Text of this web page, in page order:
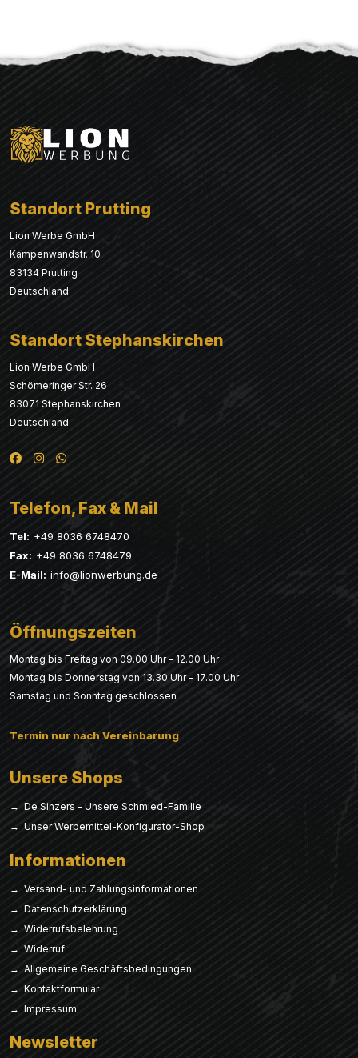
Standort Prutting
Lion Werbe GmbH
Kampenwandstr. 10
83134 Prutting
Deutschland
Standort Stephanskirchen
Lion Werbe GmbH
Schömeringer Str. 26
83071 Stephanskirchen
Deutschland
Telefon, Fax & Mail
Tel: +49 8036 6748470
Fax: +49 8036 6748479
E-Mail: info@lionwerbung.de
Öffnungszeiten
Montag bis Freitag von 09.00 Uhr - 12.00 Uhr
Montag bis Donnerstag von 13.30 Uhr - 17.00 Uhr
Samstag und Sonntag geschlossen
Termin nur nach Vereinbarung
Unsere Shops
→ De Sinzers - Unsere Schmied-Familie
→ Unser Werbemittel-Konfigurator-Shop
Informationen
→ Versand- und Zahlungsinformationen
→ Datenschutzerklärung
→ Widerrufsbelehrung
→ Widerruf
→ Allgemeine Geschäftsbedingungen
→ Kontaktformular
→ Impressum
Newsletter